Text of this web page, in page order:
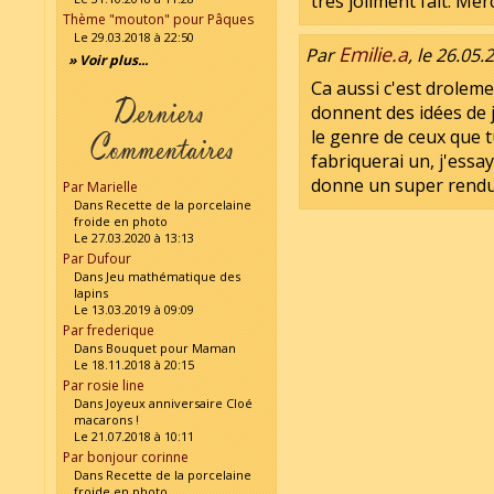
Thème "mouton" pour Pâques
Le 29.03.2018 à 22:50
» Voir plus...
Par Marielle
Dans Recette de la porcelaine
froide en photo
Le 27.03.2020 à 13:13
Par Dufour
Dans Jeu mathématique des
lapins
Le 13.03.2019 à 09:09
Par frederique
Dans Bouquet pour Maman
Le 18.11.2018 à 20:15
Par rosie line
Dans Joyeux anniversaire Cloé
macarons !
Le 21.07.2018 à 10:11
Par bonjour corinne
Dans Recette de la porcelaine
ParEmilie.a, le
Ca aussi c'est
donnent des idées
le genre de ceux que
fabriquerai un,
donne un super